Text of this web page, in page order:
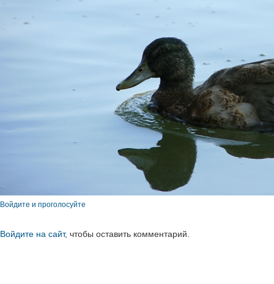
Войдите и проголосуйте
Войдите на сайт, чтобы оставить комментарий.